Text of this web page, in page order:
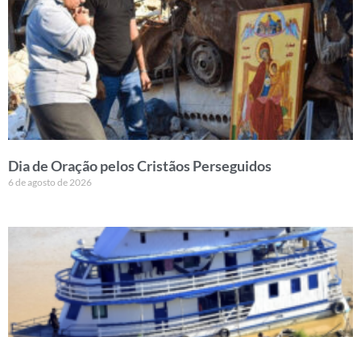
Dia de Oração pelos Cristãos Perseguidos
6 de agosto de 2026